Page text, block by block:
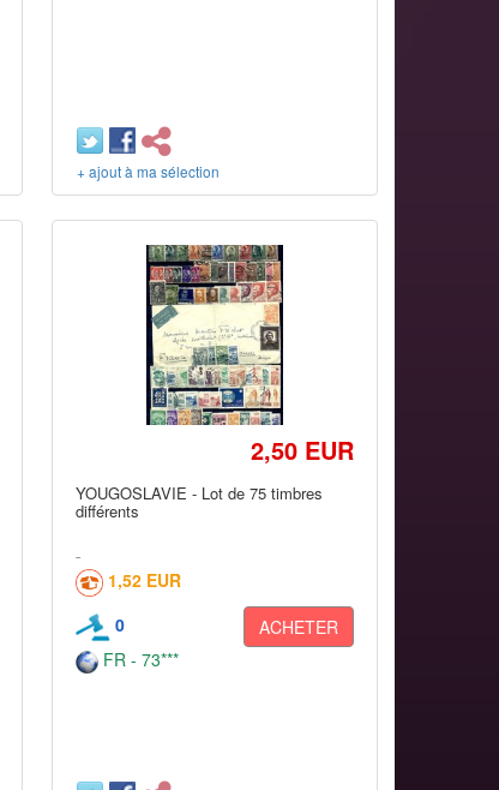
+ ajout à ma sélection
2,50 EUR
YOUGOSLAVIE - Lot de 75 timbres
différents
1,52 EUR
0
ACHETER
FR - 73***